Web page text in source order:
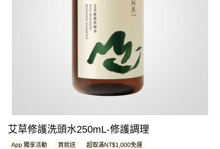
艾草修護洗頭水250mL-修護調理
App 獨享活動 買就送 超取滿NT$1,000免運